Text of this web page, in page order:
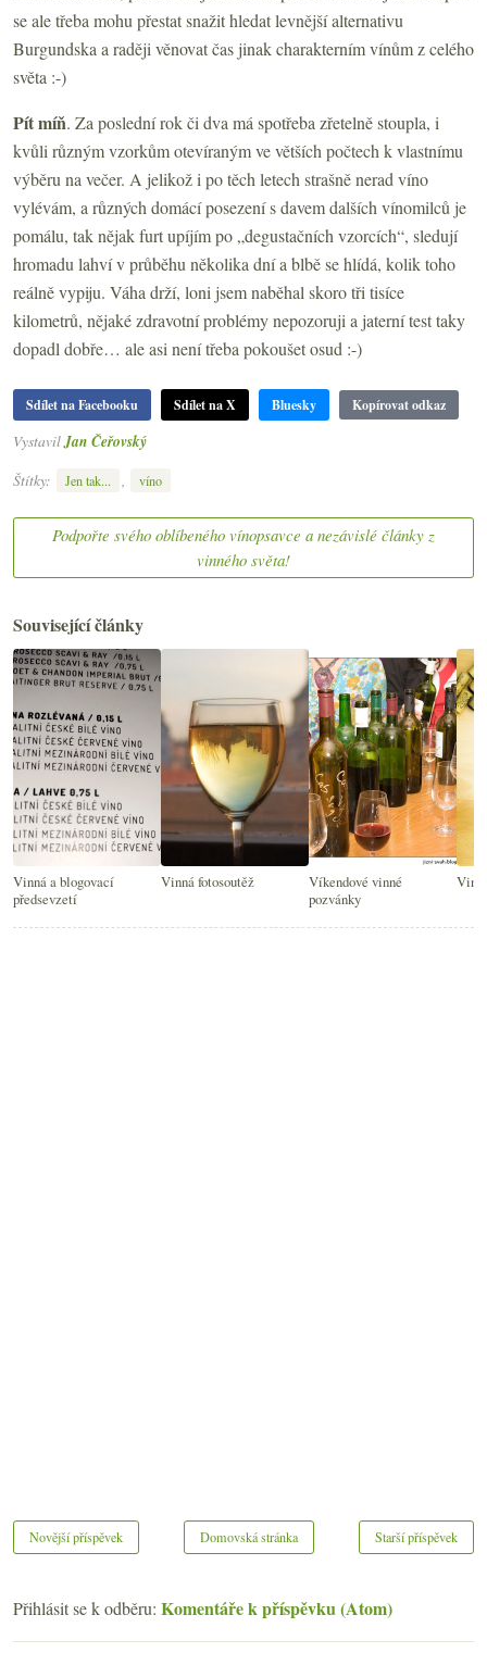
se ale třeba mohu přestat snažit hledat levnější alternativu
Burgundska a raději věnovat čas jinak charakterním vínům z celého
světa :-)
Pít míň. Za poslední rokči dva má spotřeba zřetelně stoupla, i
kvůli různým vzorkům otevíraným ve větších počtech k vlastnímu
výběru na večer. A jelikož i po těch letech strašně nerad víno
vylévám, a různých domácí posezení s davem dalších vínomilců je
pomálu, tak nějak furt upíjím po „degustačních vzorcích“, sledují
hromadu lahví v průběhu několika dní a blbě se hlídá, kolik toho
reálně vypiju. Váha drží, loni jsem naběhal skoro tři tisíce
kilometrů, nějaké zdravotní problémy nepozoruji a jaterní test taky
dopadl dobře… ale asi není třeba pokoušet osud :-)
Sdílet na Facebooku Sdílet na X Bluesky Kopírovat odkaz
Vystavil Jan Čeřovský
Štítky:
Jen tak... , víno
Podpořte svého oblíbeného vínopsavce a nezávislé články z
vinného světa!
Související články
Vinná a blogovací
předsevzetí
Vinná fotosoutěž
Víkendové vinné
pozvánky
Novější příspěvek Starší příspěvek
Domovská stránka
Přihlásit se k odběru: Komentáře k příspěvku (Atom)